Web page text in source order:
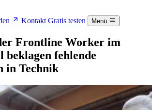
KontaktGratis testen Menü
Frontline Worker im
beklagen fehlende
in Technik